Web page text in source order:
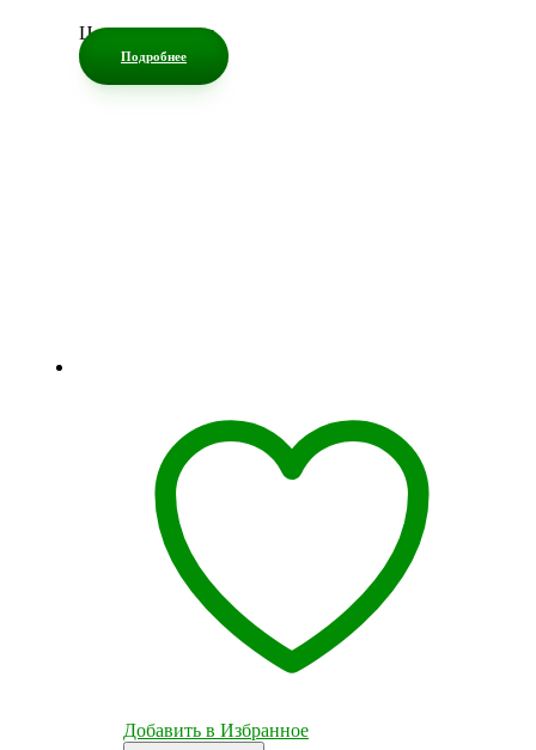
Цена по запросу
Подробнее
Добавить в Избранное